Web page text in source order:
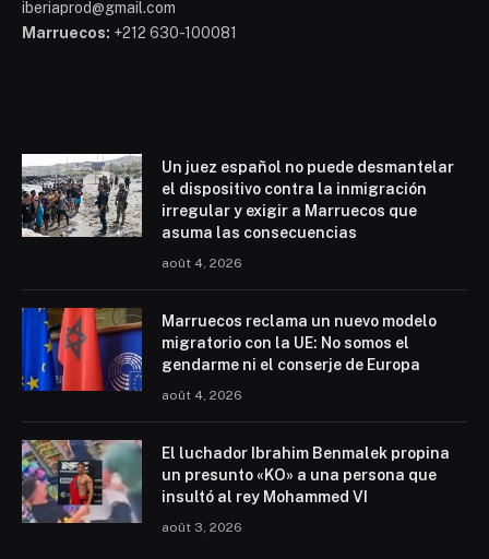
iberiaprod@gmail.com
Marruecos: +212 630-100081
Un juez español no puede desmantelar
el dispositivo contra la inmigración
irregular y exigir a Marruecos que
asuma las consecuencias
août 4, 2026
Marruecos reclama un nuevo modelo
migratorio con la UE: No somos el
gendarme ni el conserje de Europa
août 4, 2026
El luchador Ibrahim Benmalek propina
un presunto «KO» a una persona que
insultó al rey Mohammed VI
août 3, 2026